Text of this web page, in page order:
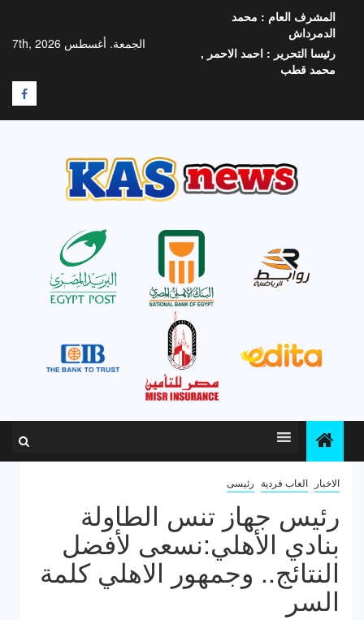
المحتوى
الجمعة. أغسطس 7th, 2026
المشرف العام : محمد
الدمرداش
رئيسا التحرير : احمد الاحمر ,
محمد قطب
F
الاخبار العاب فردية رئيسى
رئيس جهاز تنس الطاولة
بنادي الأهلي:نسعى لأفضل
النتائج.. وجمهور الاهلي كلمة
السر